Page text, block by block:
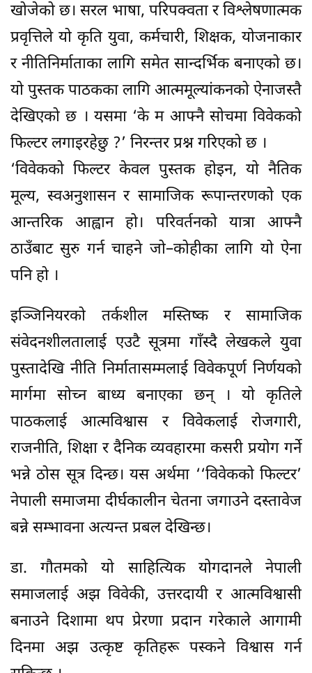
खोजेको छ। सरल भाषा, परिपक्वता र विश्लेषणात्मक
प्रवृत्तिले यो कृति युवा, कर्मचारी, शिक्षक, योजनाकार
र नीतिनिर्माताका लागि समेत सान्दर्भिक बनाएको छ।
यो पुस्तक पाठकका लागि आत्ममूल्यांकनको ऐनाजस्तै
देखिएको छ । यसमा ‘के म आफ्नै सोचमा विवेकको
फिल्टर लगाइरहेछु ?’ निरन्तर प्रश्न गरिएको छ ।
‘विवेकको फिल्टर केवल पुस्तक होइन, यो नैतिक
मूल्य, स्वअनुशासन र सामाजिक रूपान्तरणको एक
आन्तरिक आह्वान हो। परिवर्तनको यात्रा आफ्नै
ठाउँबाट सुरु गर्न चाहने जो–कोहीका लागि यो ऐना
पनि हो ।
इञ्जिनियरको तर्कशील मस्तिष्क र सामाजिक
संवेदनशीलतालाई एउटै सूत्रमा गाँस्दै लेखकले युवा
पुस्तादेखि नीति निर्मातासम्मलाई विवेकपूर्ण निर्णयको
मार्गमा सोच्न बाध्य बनाएका छन् । यो कृतिले
पाठकलाई आत्मविश्वास र विवेकलाई रोजगारी,
राजनीति, शिक्षा र दैनिक व्यवहारमा कसरी प्रयोग गर्ने
भन्ने ठोस सूत्र दिन्छ। यस अर्थमा ‘‘विवेकको फिल्टर’
नेपाली समाजमा दीर्घकालीन चेतना जगाउने दस्तावेज
बन्ने सम्भावना अत्यन्त प्रबल देखिन्छ।
डा. गौतमको यो साहित्यिक योगदानले नेपाली
समाजलाई अझ विवेकी, उत्तरदायी र आत्मविश्वासी
बनाउने दिशामा थप प्रेरणा प्रदान गरेकाले आगामी
दिनमा अझ उत्कृष्ट कृतिहरू पस्कने विश्वास गर्न